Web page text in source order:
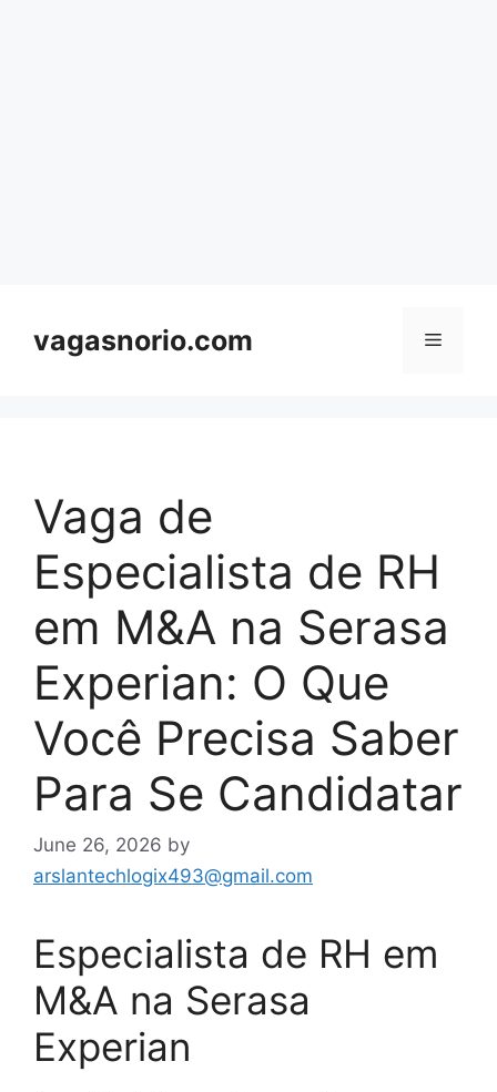
vagasnorio.com Menu
Vaga de
Especialista de RH
em M&A na Serasa
Experian: O Que
Você Precisa Saber
Para Se Candidatar
June 26, 2026 by
arslantechlogix493@gmail.com
Especialista de RH em
M&A na Serasa
Experian